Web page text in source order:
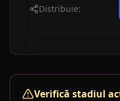
Distribuie:
Verifică stadiul